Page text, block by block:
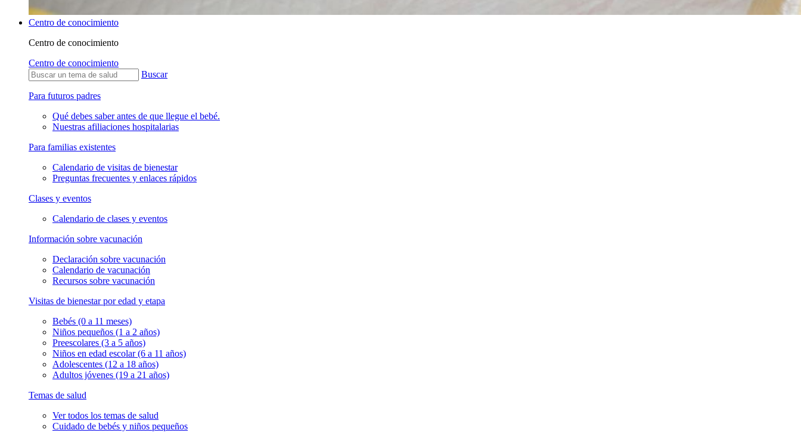
Centro de conocimiento
Centro de conocimiento
Centro de conocimiento
Buscar
Para futuros padres
Qué debes saber antes de que llegue el bebé.
Nuestras afiliaciones hospitalarias
Para familias existentes
Calendario de visitas de bienestar
Preguntas frecuentes y enlaces rápidos
Clases y eventos
Calendario de clases y eventos
Información sobre vacunación
Declaración sobre vacunación
Calendario de vacunación
Recursos sobre vacunación
Visitas de bienestar por edad y etapa
Bebés (0 a 11 meses)
Niños pequeños (1 a 2 años)
Preescolares (3 a 5 años)
Niños en edad escolar (6 a 11 años)
Adolescentes (12 a 18 años)
Adultos jóvenes (19 a 21 años)
Temas de salud
Ver todos los temas de salud
Cuidado de bebés y niños pequeños